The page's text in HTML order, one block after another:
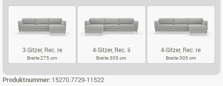
3-Sitzer, Rec. re
Breite 275 cm
4-Sitzer, Rec. li
Breite 305 cm
4-Sitzer, Rec. re
Breite 305 cm
Produktnummer: 15270.7729-11522